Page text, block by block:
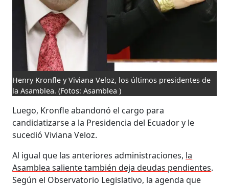
Henry Kronfle y Viviana Veloz, los últimos presidentes de
la Asamblea. (Fotos: Asamblea )
Luego, Kronfle abandonó el cargo para
candidatizarse a la Presidencia del Ecuador y le
sucedió Viviana Veloz.
Al igual que las anteriores administraciones, la
Asamblea saliente también deja deudas pendientes.
Según el Observatorio Legislativo, la agenda que